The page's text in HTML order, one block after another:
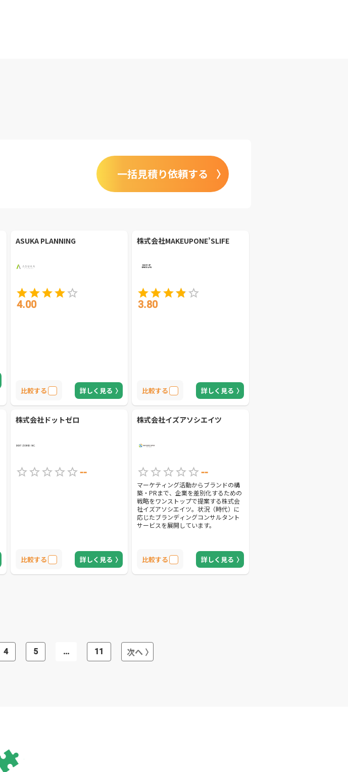
一括見積り依頼する
ASUKA PLANNING
4.00
比較する 詳しく見る
株式会社MAKEUPONE’SLIFE
3.80
比較する 詳しく見る
株式会社ドットゼロ
--
比較する 詳しく見る
株式会社イズアソシエイツ
--
マーケティング活動からブランドの構
築・PRまで、企業を差別化するための
戦略をワンストップで提案する株式会
社イズアソシエイツ。状況（時代）に
応じたブランディングコンサルタント
サービスを展開しています。
比較する 詳しく見る
4 5 ... 11 次へ